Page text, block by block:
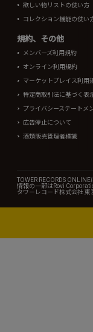
欲しい物リストの使い方
コレクション機能の使い
規約、その他
メンバーズ利用規約
オンライン利用規約
マーケットプレイス利用
特定商取引法に基づく表
プライバシーステートメ
広告停止について
酒類販売管理者標識
TOWER RECORDS
情報の一部はRovi
タワーレコード株式会社